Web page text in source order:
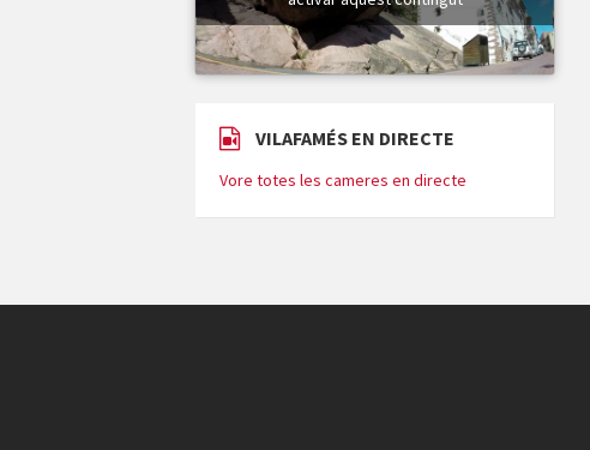
VILAFAMÉS EN DIRECTE
Vore totes les cameres en directe